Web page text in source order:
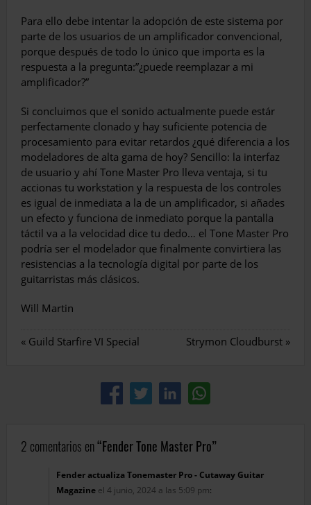
Para ello debe intentar la adopción de este sistema por
parte de los usuarios de un amplificador convencional,
porque después de todo lo único que importa es la
respuesta a la pregunta:”¿puede reemplazar a mi
amplificador?”
Si concluimos que el sonido actualmente puede estár
perfectamente clonado y hay suficiente potencia de
procesamiento para evitar retardos ¿qué diferencia a los
modeladores de alta gama de hoy? Sencillo: la interfaz
de usuario y ahí Tone Master Pro lleva ventaja, si tu
accionas tu workstation y la respuesta de los controles
es igual de inmediata a la de un amplificador, si añades
un efecto y funciona de inmediato porque la pantalla
táctil va a la velocidad dice tu dedo… el Tone Master Pro
podría ser el modelador que finalmente convirtiera las
resistencias a la tecnología digital por parte de los
guitarristas más clásicos.
Will Martin
« Guild Starfire VI Special Strymon Cloudburst »
2 comentarios en Fender Tone Master Pro
Fender actualiza Tonemaster Pro - Cutaway Guitar
Magazine el 4 junio, 2024 a las 5:09 pm: